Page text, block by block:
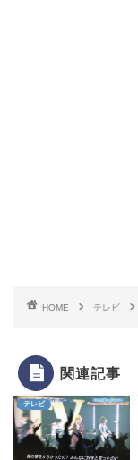
HOME テレビ
関連記事
テレビ